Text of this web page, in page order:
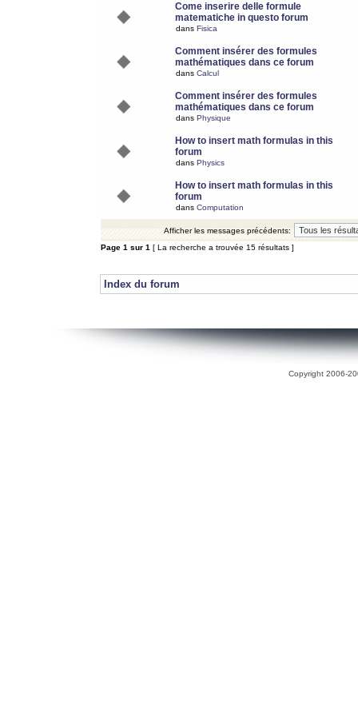
Come inserire delle formule
matematiche in questo forum
dans Fisica
Comment insérer des formules
mathématiques dans ce forum
dans Calcul
Comment insérer des formules
mathématiques dans ce forum
dans Physique
How to insert math formulas in this
forum
dans Physics
How to insert math formulas in this
forum
dans Computation
Afficher les messages précédents:
Page 1 sur 1 [ La recherche a trouvée 15 résultats ]
Index du forum
Copyright 2006-